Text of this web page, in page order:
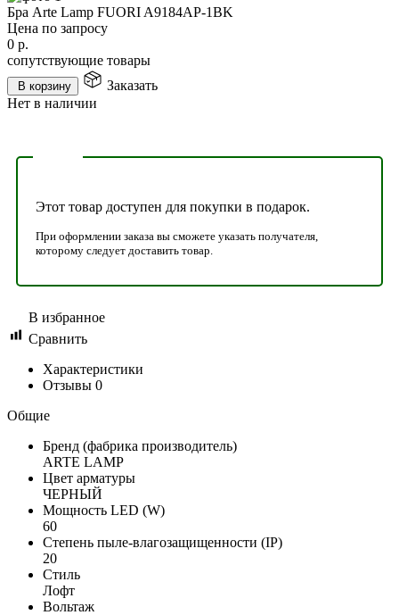
Бра Arte Lamp FUORI A9184AP-1BK
Цена по запросу
0 р.
сопутствующие товары
В корзину
Заказать
Нет в наличии
Этот товар доступен для покупки в подарок.
При оформлении заказа вы сможете указать получателя,
которому следует доставить товар.
В избранное
Сравнить
Характеристики
Отзывы 0
Общие
Бренд (фабрика производитель)
ARTE LAMP
Цвет арматуры
ЧЕРНЫЙ
Мощность LED (W)
60
Степень пыле-влагозащищенности (IP)
20
Стиль
Лофт
Вольтаж